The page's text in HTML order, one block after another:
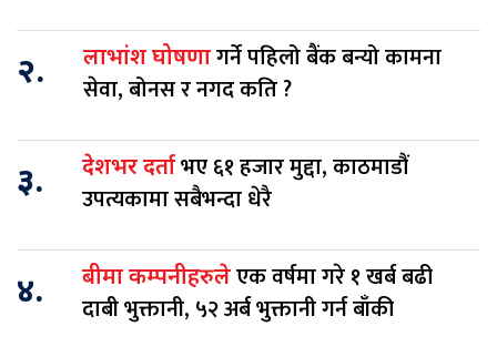
२. लाभांश घोषणागर्ने पहिलो बैंक बन्यो कामना
सेवा, बोनस र नगद कति ?
३. देशभर दर्ताभए ६१ हजार मुद्दा, काठमाडौं
उपत्यकामा सबैभन्दा धेरै
४. बीमा कम्पनीहरुलेएक वर्षमा गरे १ खर्ब बढी
दाबी भुक्तानी, ५२ अर्ब भुक्तानी गर्न बाँकी